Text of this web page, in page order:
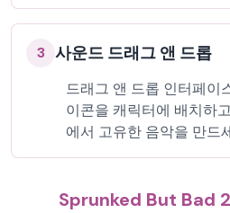
3 사운드 드래그 앤 드롭
드래그 앤 드롭 인터페이
이콘을 캐릭터에 배치하
에서 고유한 음악을 만드
Sprunked But Bad